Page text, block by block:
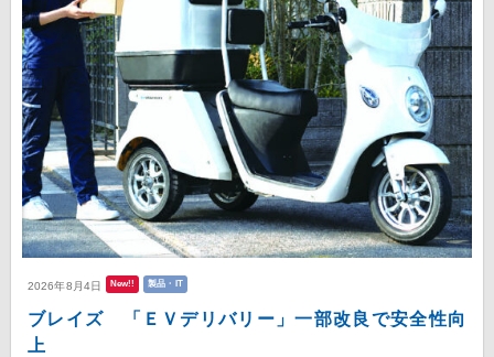
2026年8月4日 New!! 製品・IT
ブレイズ 「ＥＶデリバリー」一部改良で安全性向
上